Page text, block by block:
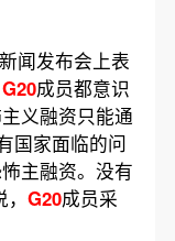
闻发布会上表
G20成员都意识
义融资只能通
国家面临的问
主融资。没有
G20成员采